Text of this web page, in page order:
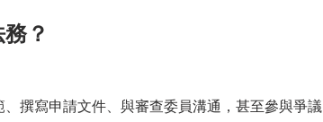
？
撰寫申請文件、與審查委員溝通，甚至參與爭議